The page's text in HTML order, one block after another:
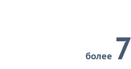
более 7